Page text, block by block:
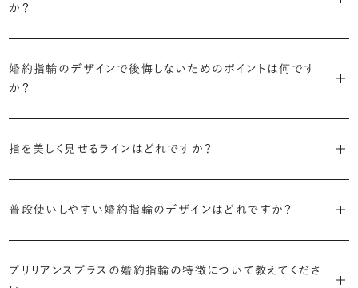
えたデザイン。愛らしい雰囲気が楽しめます。
・「エタニティ」
るという点でも人気があります。
ン。手元にしっかりと存在感を添えてくれます。
か？
す。
絞り、次にアームのフォルム（ストレート／ウェーブ／V字）と素材（プ
・年齢を重ねても似合うリングを目指す
婚約指輪のデザインで後悔しないためのポイントは何です
か？
は実物を指に着けて見え方を確かめることです。
までじっくりと試着していただけます。
指を美しく見せるラインはどれですか？
見えやすいと言われています。
てきます。ぜひ、所要時間30秒のブリリアンスプラスオリジナル診断を
普段使いしやすい婚約指輪のデザインはどれですか？
なります。ブリリアンスプラスでは、普段の生活の中でも婚約指輪を楽
プリリアンスプラスの婚約指輪の特徴について教えてくださ